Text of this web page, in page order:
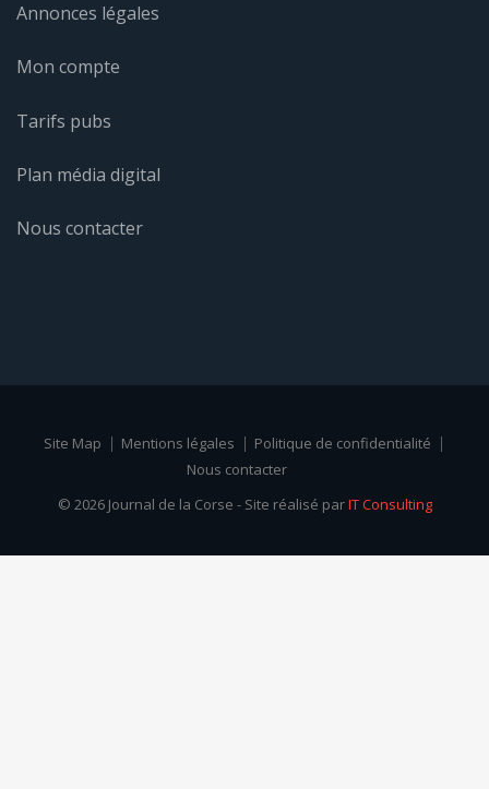
Annonces légales
Mon compte
Tarifs pubs
Plan média digital
Nous contacter
Site Map Mentions légales
Politique de confidentialité
Nous contacter
© 2026 Journal de la Corse - Site réalisé parIT Consulting